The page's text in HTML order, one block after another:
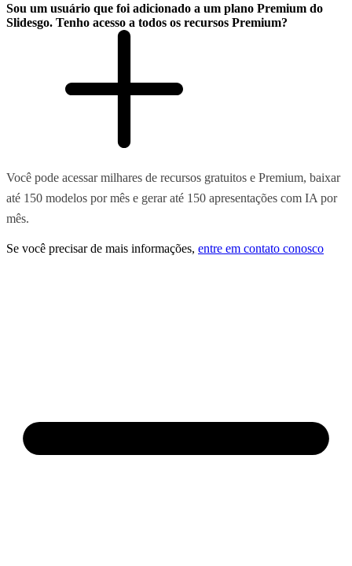
Sou um usuário que foi adicionado a um plano Premium do
Slidesgo. Tenho acesso a todos os recursos Premium?
Você pode acessar milhares de recursos gratuitos e Premium, baixar
até 150 modelos por mês e gerar até 150 apresentações com IA por
mês.
Se você precisar de mais informações, entre em contato conosco